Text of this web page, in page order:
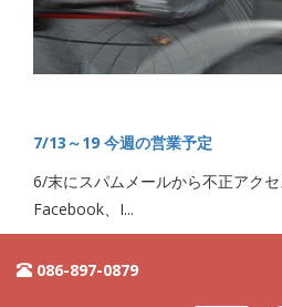
7/13～19 今週の営業予定
6/末にスパムメールから不正アク
Facebook、I...
086-897-0879